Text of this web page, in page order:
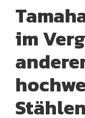
im
Stählen